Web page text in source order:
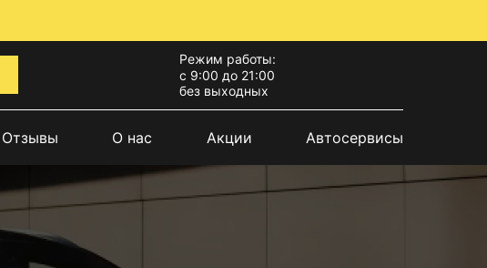
Режим работы:
с 9:00 до 21:00
без выходных
Отзывы О нас Акции Автосервисы